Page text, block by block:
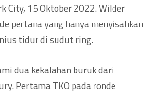
City, 15 Oktober 2022. Wilder
pertana yang hanya menyisahkan
tidur di sudut ring.
dua kekalahan buruk dari
Pertama TKO pada ronde